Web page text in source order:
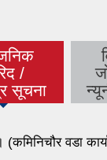
/
सूचना
वडा